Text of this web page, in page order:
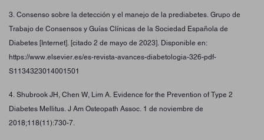
3. Consenso sobre la detección y el manejo de la prediabetes. Grupo de
Trabajo de Consensos y Guías Clínicas de la Sociedad Española de
Diabetes [Internet]. [citado 2 de mayo de 2023]. Disponible en:
https://www.elsevier.es/es-revista-avances-diabetologia-326-pdf-
S1134323014001501
4. Shubrook JH, Chen W, Lim A. Evidence for the Prevention of Type 2
Diabetes Mellitus. J Am Osteopath Assoc. 1 de noviembre de
2018;118(11):730-7.